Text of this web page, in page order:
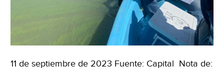
11 de septiembre de 2023 Fuente: Capital Nota de: